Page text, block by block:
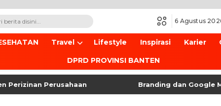
6 Agustus
Travel Lifestyle Inspirasi Karier
DPRD PROVINSI BANTEN
Perusahaan Branding dan Google Maps